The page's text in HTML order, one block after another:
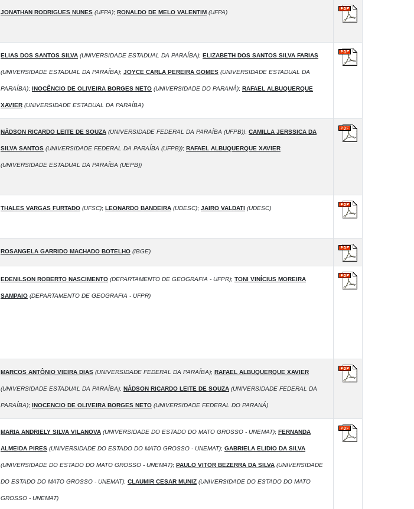
JONATHAN RODRIGUES NUNES (UFPA); RONALDO DE MELO VALENTIM (UFPA)
ELIAS DOS SANTOS SILVA (UNIVERSIDADE ESTADUAL DA PARAÍBA); ELIZABETH DOS SANTOS SILVA FARIAS
(UNIVERSIDADE ESTADUAL DA PARAÍBA); JOYCE CARLA PEREIRA GOMES (UNIVERSIDADE ESTADUAL DA
PARAÍBA); INOCÊNCIO DE OLIVEIRA BORGES NETO (UNIVERSIDADE DO PARANÁ); RAFAEL ALBUQUERQUE
XAVIER (UNIVERSIDADE ESTADUAL DA PARAÍBA)
NÁDSON RICARDO LEITE DE SOUZA (UNIVERSIDADE FEDERAL DA PARAÍBA (UFPB)); CAMILLA JERSSICA DA
SILVA SANTOS (UNIVERSIDADE FEDERAL DA PARAÍBA (UFPB)); RAFAEL ALBUQUERQUE XAVIER
(UNIVERSIDADE ESTADUAL DA PARAÍBA (UEPB))
THALES VARGAS FURTADO (UFSC); LEONARDO BANDEIRA (UDESC); JAIRO VALDATI (UDESC)
ROSANGELA GARRIDO MACHADO BOTELHO (IBGE)
EDENILSON ROBERTO NASCIMENTO (DEPARTAMENTO DE GEOGRAFIA - UFPR); TONI VINÍCIUS MOREIRA
SAMPAIO (DEPARTAMENTO DE GEOGRAFIA - UFPR)
MARCOS ANTÔNIO VIEIRA DIAS (UNIVERSIDADE FEDERAL DA PARAÍBA); RAFAEL ALBUQUERQUE XAVIER
(UNIVERSIDADE ESTADUAL DA PARAÍBA); NÁDSON RICARDO LEITE DE SOUZA (UNIVERSIDADE FEDERAL DA
PARAÍBA); INOCENCIO DE OLIVEIRA BORGES NETO (UNIVERSIDADE FEDERAL DO PARANÁ)
MARIA ANDRIELY SILVA VILANOVA (UNIVERSIDADE DO ESTADO DO MATO GROSSO - UNEMAT); FERNANDA
ALMEIDA PIRES (UNIVERSIDADE DO ESTADO DO MATO GROSSO - UNEMAT); GABRIELA ELIDIO DA SILVA
(UNIVERSIDADE DO ESTADO DO MATO GROSSO - UNEMAT); PAULO VITOR BEZERRA DA SILVA (UNIVERSIDADE
DO ESTADO DO MATO GROSSO - UNEMAT); CLAUMIR CESAR MUNIZ (UNIVERSIDADE DO ESTADO DO MATO
GROSSO - UNEMAT)